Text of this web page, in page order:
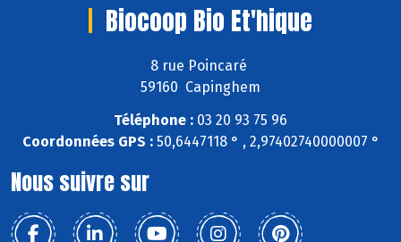
Biocoop Bio Et'hique
8 rue Poincaré
59160 Capinghem
Téléphone : 03 20 93 75 96
Coordonnées GPS :50,6447118 ° , 2,97402740000007 °
Nous suivre sur